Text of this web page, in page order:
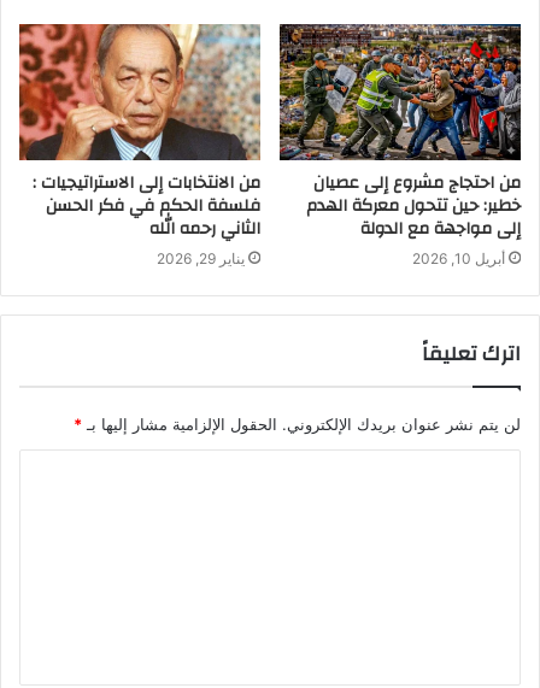
من احتجاج مشروع إلى عصيان
خطير: حين تتحول معركة الهدم
إلى مواجهة مع الدولة
أبريل 10, 2026
من الانتخابات إلى الاستراتيجيات :
فلسفة الحكم في فكر الحسن
الثاني رحمه الله
يناير 29, 2026
اترك تعليقاً
لن يتم نشر عنوان بريدك الإلكتروني. الحقول الإلزامية مشار إليها بـ *